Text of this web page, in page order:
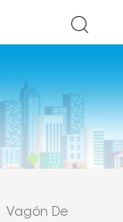
Vagón De